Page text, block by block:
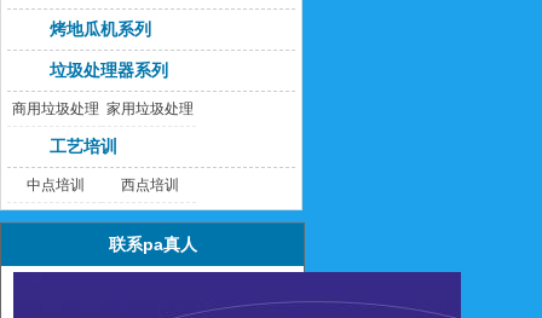
烤地瓜机系列
垃圾处理器系列
商用垃圾处理
器
家用垃圾处理
工艺培训
中点培训 西点培训
联系pa真人